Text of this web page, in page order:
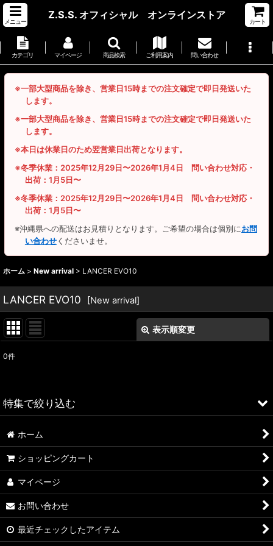
メニュー
Z.S.S. オフィシャル オンラインストア
カート
カテゴリ マイページ 商品検索 ご利用案内 問い合わせ
※一部大型商品を除き、営業日15時までの注文確定で即日発送いた
します。
※一部大型商品を除き、営業日15時までの注文確定で即日発送いた
します。
※本日は休業日のため翌営業日出荷となります。
※冬季休業：2025年12月29日〜2026年1月4日 問い合わせ対応・
出荷：1月5日〜
※冬季休業：2025年12月29日〜2026年1月4日 問い合わせ対応・
出荷：1月5日〜
※沖縄県への配送はお見積りとなります。ご希望の場合は個別にお問
い合わせくださいませ。
ホーム > New arrival > LANCER EVO10
LANCER EVO10 [New arrival]
表示順変更
並び順:
0件
特集で絞り込む
ALFA ROMEO > 156
ALFA ROMEO > 147
ALFA ROMEO > 159
A4
ホーム
ショッピングカート
マイページ
お問い合わせ
最近チェックしたアイテム